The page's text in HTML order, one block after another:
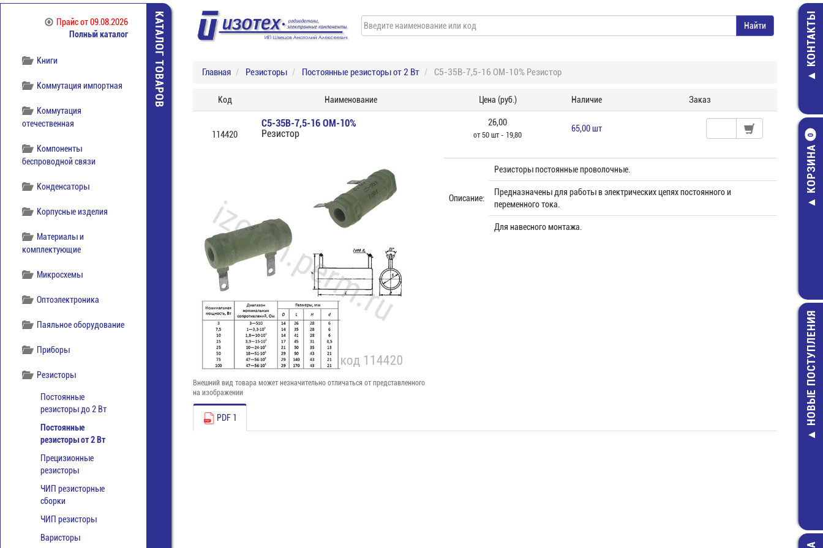
Прайсот 09.08.2026
Полный каталог
Кабельная продукция
Книги
Коммутация импортная
Коммутация
отечественная
Компоненты
беспроводной связи
Конденсаторы
Корпусные изделия
Материалы и
комплектующие
Микросхемы
Оптоэлектроника
Паяльное оборудование
Приборы
Резисторы
Постоянные
резисторы до 2 Вт
Постоянные
резисторы от 2 Вт
Прецизионные
резисторы
ЧИП резисторные
сборки
ЧИП резисторы
Варисторы
КАТАЛОГ ТОВАРОВ КОНТАКТЫ
КОРЗИНА
0
AA
460,00
НОВЫЕ ПОСТУПЛЕНИЯ
Главная Резисторы Постоянные резисторы от 2 Вт С5-35В-7,5-16 ОМ-10% Резистор
Код Наименование Цена (руб.) Наличие Заказ
114420
С5-35В-7,5-16 ОМ-10%
Резистор
26,00
от 50 шт - 19,80
65,00 шт
Внешний вид товара может незначительно отличаться от представленного
на изображении
Описание:
Резисторы постоянные проволочные.
Предназначены для работы в электрических цепях постоянного и
переменного тока.
Для навесного монтажа.
PDF 1